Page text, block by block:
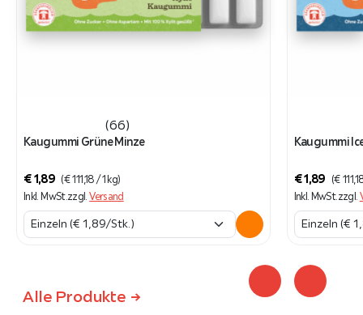
(66)
Kaugummi Grüne Minze
€1,89 (€111,18 / 1 kg)
Inkl. MwSt. zzgl.Versand
Kaugummi
€1,89 (€
Inkl. MwSt. zzgl.
Alle Produkte ->